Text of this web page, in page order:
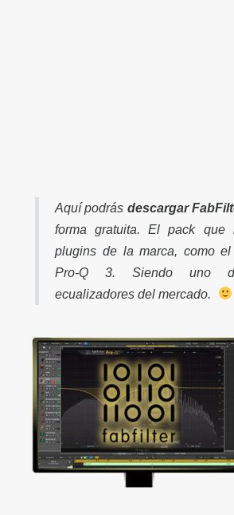
Aquí podrás descargar
forma gratuita. El pack que
plugins de la marca, como
Pro-Q 3. Siendo uno
ecualizadores del mercado.